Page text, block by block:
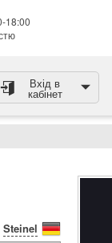
18:00
Вхід в
кабінет
Steinel